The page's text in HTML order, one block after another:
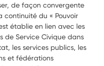
de façon convergente
continuité du « Pouvoir
établie en lien avec les
de Service Civique dans
les services publics, les
et fédérations